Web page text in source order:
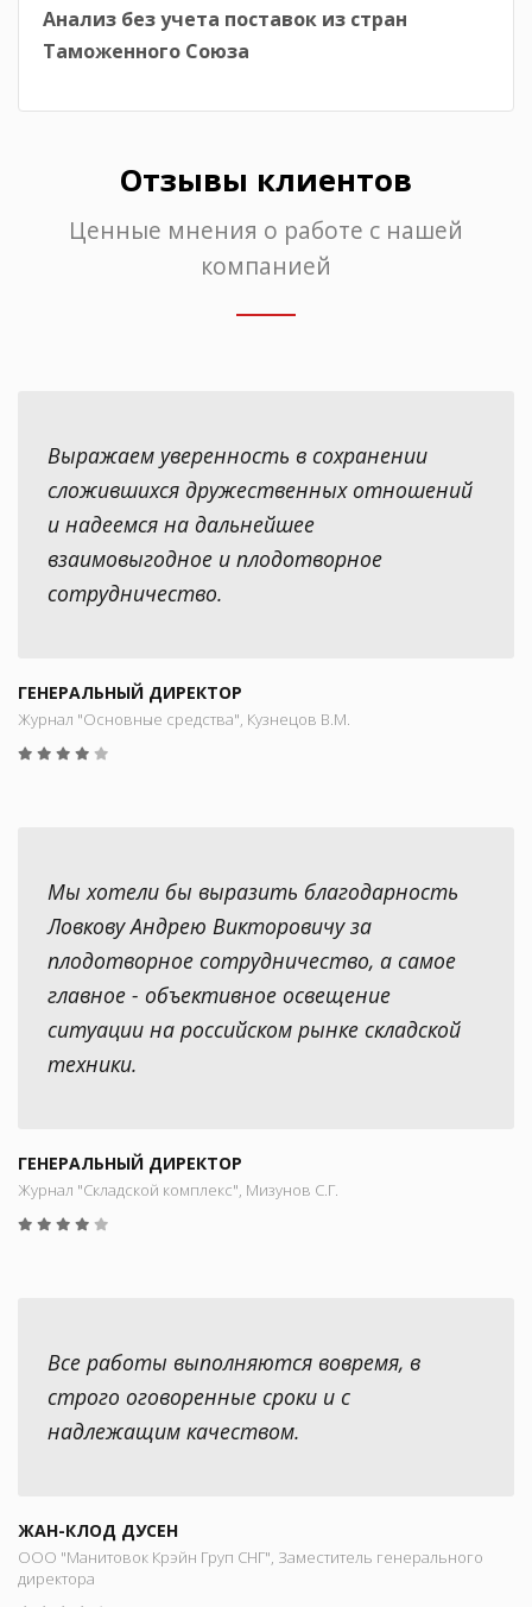
Анализ без учета поставок из стран
Таможенного Союза
Отзывы клиентов
Ценные мнения о работе с нашей
компанией
Выражаем уверенность в сохранении
сложившихся дружественных отношений
и надеемся на дальнейшее
взаимовыгодное и плодотворное
сотрудничество.
ГЕНЕРАЛЬНЫЙ ДИРЕКТОР
Журнал "Основные средства", Кузнецов В.М.
Мы хотели бы выразить благодарность
Ловкову Андрею Викторовичу за
плодотворное сотрудничество, а самое
главное - объективное освещение
ситуации на российском рынке складской
техники.
ГЕНЕРАЛЬНЫЙ ДИРЕКТОР
Журнал "Складской комплекс", Мизунов С.Г.
Все работы выполняются вовремя, в
строго оговоренные сроки и с
надлежащим качеством.
ЖАН-КЛОД ДУСЕН
ООО "Манитовок Крэйн Груп СНГ", Заместитель генерального
директора